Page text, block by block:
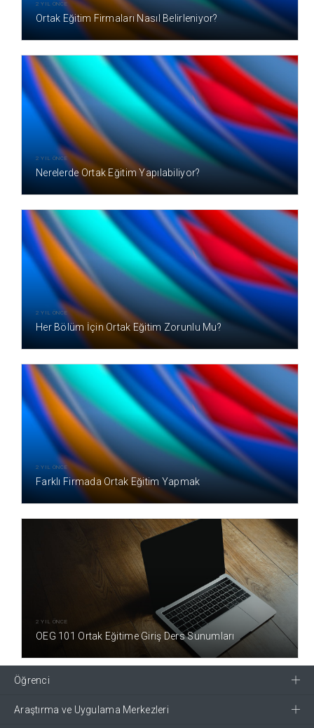
2 YIL ÖNCE
Ortak Eğitim Firmaları Nasıl Belirleniyor?
2 YIL ÖNCE
Nerelerde Ortak Eğitim Yapılabiliyor?
2 YIL ÖNCE
Her Bölüm İçin Ortak Eğitim Zorunlu Mu?
2 YIL ÖNCE
Farklı Firmada Ortak Eğitim Yapmak
2 YIL ÖNCE
OEG 101 Ortak Eğitime Giriş Ders Sunumları
Öğrenci
Araştırma ve Uygulama Merkezleri